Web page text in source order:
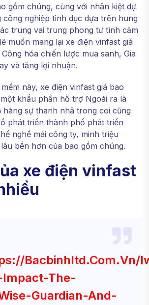
gồm chúng, cùng với nhân kiệt dự
nghiệp tình dục dựa trên hung
trung vai trung phong tư tình cảm
muốn mang lại xe điện vinfast giá
hóa chiến lược mua sanh, Gia
và tăng lợi nhuận.
này, xe điện vinfast giá bao
khẩu phần hỗ trợ Ngoài ra là
sự thanh nhã trong coi cũng
phát triển thành phổ phát triển
nghề mái công ty, minh triệu
bền hơn của bao gồm chúng.
xe điện vinfast
bacbinhltd.com.vn/
Impact-The-
Guardian-And-